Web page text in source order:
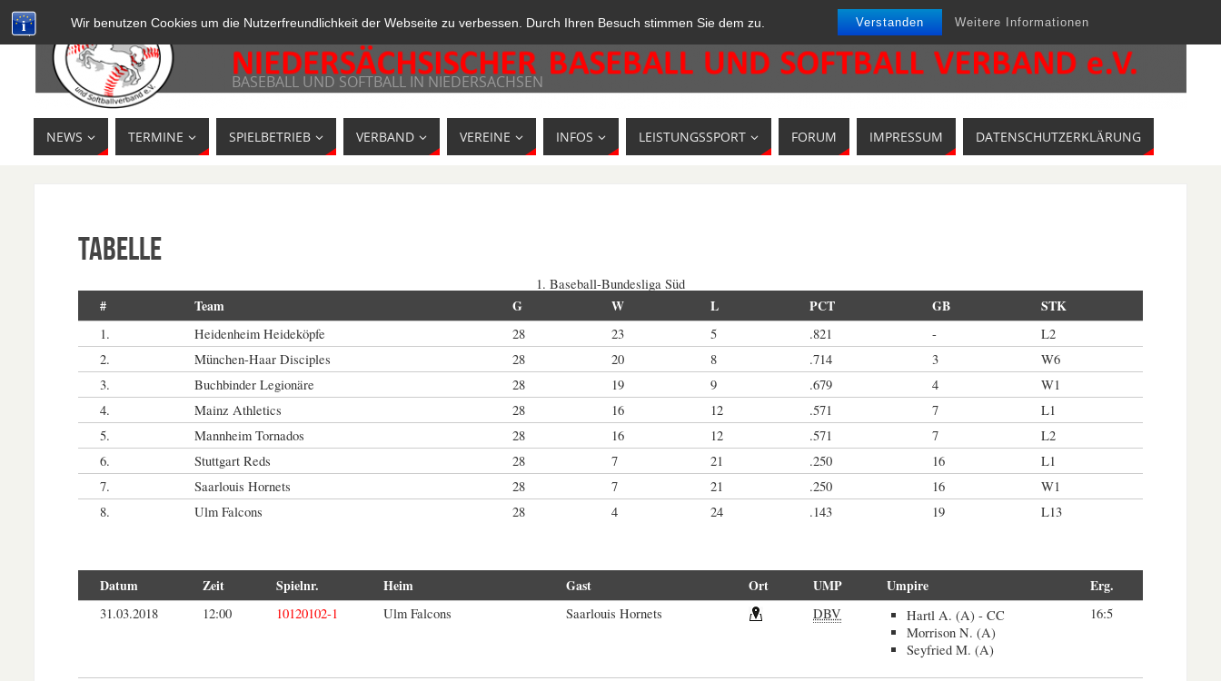
Wir benutzen Cookies um die Nutzerfreundlichkeit der Webseite zu verbessen. Durch Ihren Besuch stimmen Sie dem zu. Verstanden Weitere Informationen
BASEBALL UND SOFTBALL IN NIEDERSACHSEN
NEWS TERMINE SPIELBETRIEB VERBAND VEREINE INFOS LEISTUNGSSPORT FORUM IMPRESSUM DATENSCHUTZERKLÄRUNG
Tabelle
1. Baseball-Bundesliga Süd
# Team G W L PCT GB STK
1. Heidenheim Heideköpfe 28 23 5 .821 -
L2
2.
München-Haar Disciples 28 20 8 .714 3
W6
3.
Buchbinder Legionäre 28 19 9 .679 4
W1
4.
Mainz Athletics 28 16 12 .571 7
L1
5.
Mannheim Tornados 28 16 12 .571 7
L2
6.
Stuttgart Reds 28 7 21 .250 16
L1
7.
Saarlouis Hornets 28 7 21 .250 16
W1
8.
Ulm Falcons 28 4 24 .143 19 L13
Datum Zeit Spielnr. Heim Gast Ort UMP Umpire Erg.
31.03.2018 12:00 10120102-1 Ulm Falcons Saarlouis Hornets DBV
Hartl A. (A) - CC
Morrison N. (A)
Seyfried M. (A)
16:5